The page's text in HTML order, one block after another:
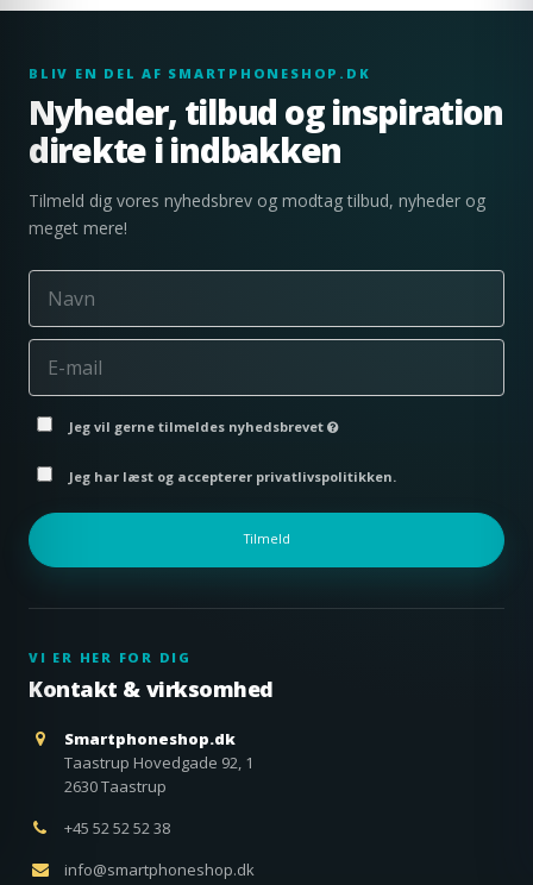
BLIV EN DEL AF SMARTPHONESHOP.DK
Nyheder, tilbud og inspiration
direkte i indbakken
Tilmeld dig vores nyhedsbrev og modtag tilbud, nyheder og
meget mere!
Jeg vil gerne tilmeldes nyhedsbrevet
Jeg har læst og accepterer privatlivspolitikken.
Tilmeld
VI ER HER FOR DIG
Kontakt & virksomhed
Smartphoneshop.dk
Taastrup Hovedgade 92, 1
2630 Taastrup
+45 52 52 52 38
info@smartphoneshop.dk